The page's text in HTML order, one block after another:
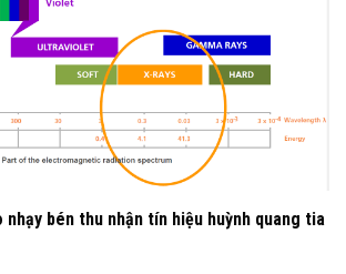
bén thu nhận tín hiệu huỳnh quang tia